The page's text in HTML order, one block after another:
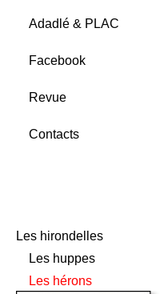
Adadlé & PLAC
Facebook
Revue
Contacts
Les hirondelles
Les huppes
Les hérons